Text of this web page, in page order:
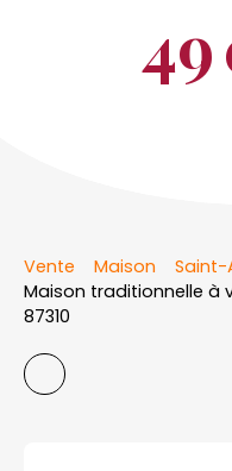
49
Vente Maison
Saint-
Maison traditionnelle à
87310